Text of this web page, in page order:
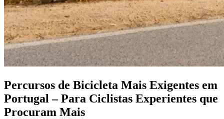
Caminho de Santiago em Bicicleta - Caminho da Costa - "fácil"
8 Dias|3/5
Percursos de Bicicleta Mais Exigentes em
Portugal – Para Ciclistas Experientes que
Procuram Mais